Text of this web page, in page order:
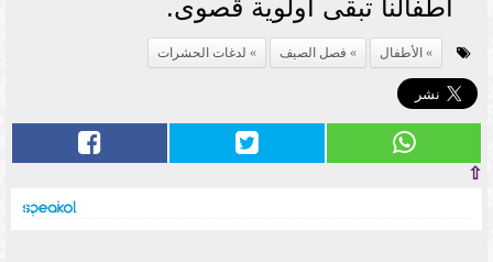
أطفالنا تبقى أولوية قصوى.
الأطفال فصل الصيف لدغات الحشرات
⇧